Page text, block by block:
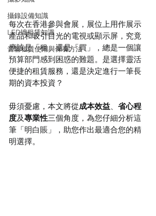
攝錄設備知識
LED墻租賃知識
音響租賃使用與保養方法
每次在香港參與會展，展位上用作展示
產品和吸引目光的電視或顯示屏，究竟
應該是「租」還是「買」，總是一個讓
預算部門感到困惑的難題。是選擇靈活
便捷的租賃服務，還是決定進行一筆長
期的資本投資？
毋須憂慮，本文將從成本效益、 省心程
度及專業性三個角度，為您仔細分析這
筆「明白賬」，助您作出最適合您的精
明選擇。